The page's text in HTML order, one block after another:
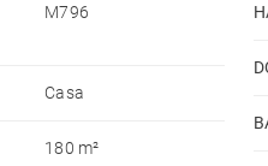
M796
Casa
180 m²